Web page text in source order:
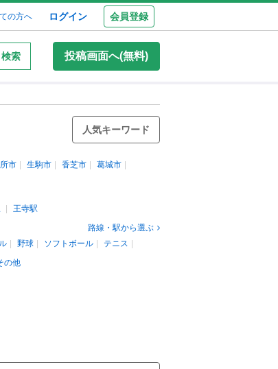
の方へ ログイン 会員登録
検索 投稿画面へ(無料)
人気キーワード
市 生駒市 香芝市
葛城市
王寺駅
路線・駅から選ぶ
野球 ソフトボール
テニス
の他